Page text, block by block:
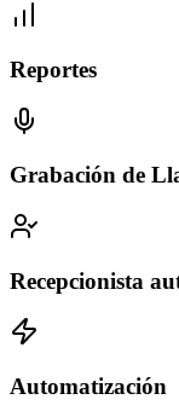
Reportes
Grabación de
Recepcionista
Automatización